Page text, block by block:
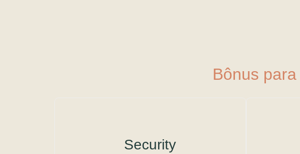
Bônus
Security